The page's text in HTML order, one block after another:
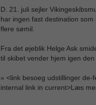
D. 21. juli sejler
har ingen fast destination
flere sømil.
Fra det øjeblik Helge Ask
til skibet vender hjem igen
» <link besoeg udstillinger
internal link in current>Læs